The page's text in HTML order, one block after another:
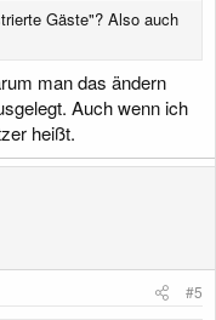
Gäste"? Also auch
man das ändern
Auch wenn ich
heißt.
#5